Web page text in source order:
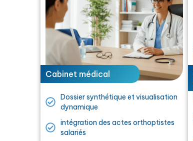
Cabinet médical
Dossier synthétique et visualisation
dynamique
intégration des actes orthoptistes
salariés